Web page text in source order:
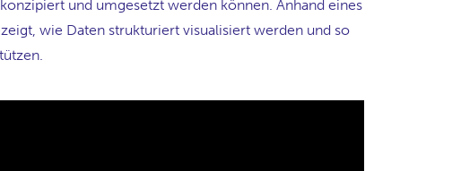
und umgesetzt werden können. Anhand eines
wie Daten strukturiert visualisiert werden und so